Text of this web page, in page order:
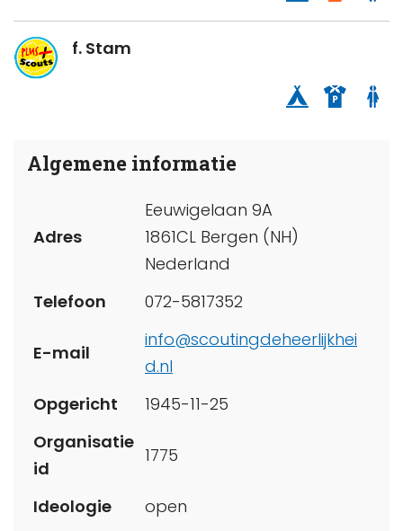
f. Stam
Algemene informatie
Adres
Eeuwigelaan 9A
1861CL Bergen (NH)
Nederland
Telefoon
072-5817352
E-mail
info@scoutingdeheerlijkhei
d.nl
Opgericht
1945-11-25
Organisatie
id
1775
Ideologie open